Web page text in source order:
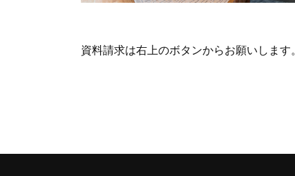
資料請求は右上のボタンからお願いします。